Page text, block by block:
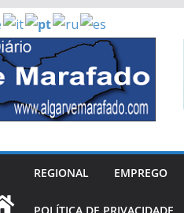
REGIONAL EMPREGO